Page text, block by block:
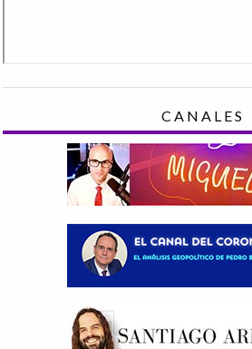
CANALES